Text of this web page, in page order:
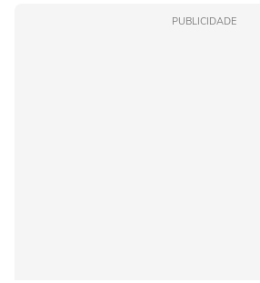
PUBLICIDADE